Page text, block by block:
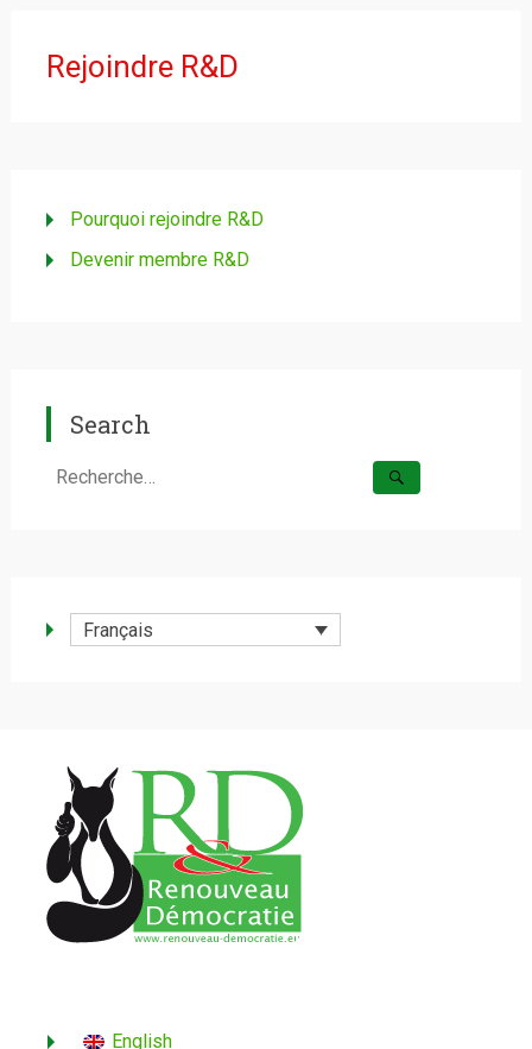
Rejoindre R&D
Pourquoi rejoindre R&D
Devenir membre R&D
Search
Rechercher :
Français
English